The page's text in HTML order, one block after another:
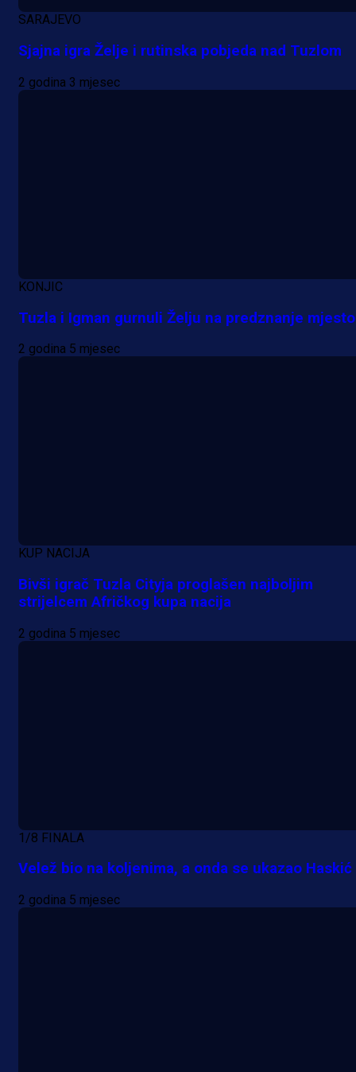
SARAJEVO
Sjajna igra Želje i rutinska pobjeda nad Tuzlom
2 godina 3 mjesec
KONJIC
Tuzla i Igman gurnuli Želju na predznanje
2 godina 5 mjesec
KUP NACIJA
Bivši igrač Tuzla Cityja proglašen najboljim
strijelcem Afričkog kupa nacija
2 godina 5 mjesec
1/8 FINALA
Velež bio na koljenima, a onda se ukazao Haskić
2 godina 5 mjesec